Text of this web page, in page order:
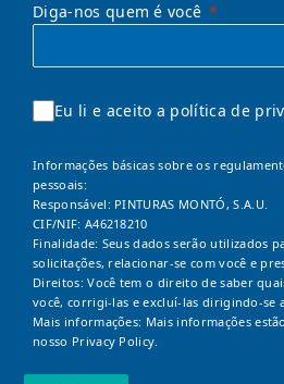
Diga-nos quem é você
Eu li e aceito a política de
Informações básicas sobre os
pessoais:
Responsável: PINTURAS MONTÓ, S.A.U.
CIF/NIF: A46218210
Finalidade: Seus dados serão utilizados
solicitações, relacionar-se com você e
Direitos: Você tem o direito de saber
você, corrigi-las e excluí-las dirigindo-se
Mais informações: Mais informações
nosso Privacy Policy.